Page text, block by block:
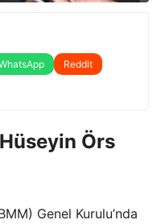
Reddit
Örs
Genel Kurulu’nda